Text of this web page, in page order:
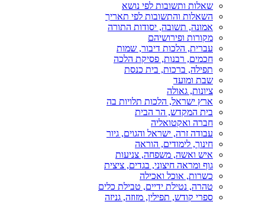
שאלות ותשובות לפי נושא
השאלות והתשובות לפי תאריך
אמונה, תשובה, יסודות התורה
מקורות ופירושיהם
עברית, הלכות דיבור, שמות
חכמים, רבנות, פסיקת הלכה
תפילה, ברכות, בית כנסת
שבת ומועד
ציונות, גאולה
ארץ ישראל, הלכות תלויות בה
בית המקדש, הר הבית
חברה ואקטואליה
עבודה זרה, ישראל והגוים, גיור
חינוך, לימודים, הוראה
איש ואשה, משפחה, צניעות
גוף ומראה חיצוני, בגדים, ציצית
כשרות, אוכל ואכילה
טהרה, נטילת ידיים, טבילת כלים
ספרי קודש, תפילין, מזוזה, גניזה